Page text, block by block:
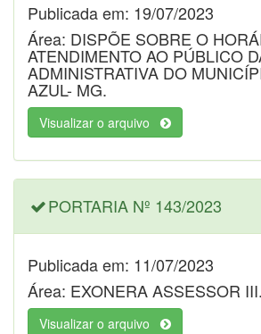
Publicada em: 19/07/2023
Área: DISPÕE SOBRE O
ATENDIMENTO AO PÚBLICO
ADMINISTRATIVA DO
AZUL- MG.
Visualizar o arquivo
PORTARIA Nº 143/2023
Publicada em: 11/07/2023
Área: EXONERA ASSESSOR III.
Visualizar o arquivo